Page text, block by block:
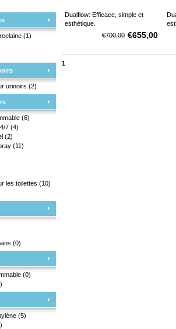
(1)
urinoirs (2)
(6)
7 (4)
(2)
(11)
les toilettes (10)
(0)
(0)
(5)
Dualflow: Efficace, simple et
esthétique.
€655,00
€700,00
1